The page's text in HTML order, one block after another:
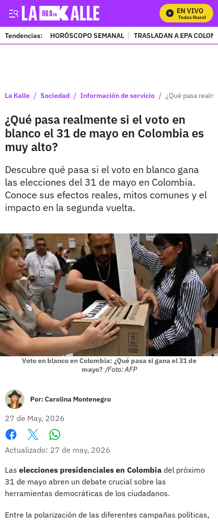
EN VIVO
Mira Todos Nuestros
Tendencias: HORÓSCOPO SEMANAL TRASLADAN A EPA
La Kalle / Sociedad / Información de servicio / ¿Qué pasa
¿Qué pasa realmente si el voto en
blanco el 31 de mayo en Colombia es
muy alto?
Descubre qué pasa si el voto en blanco gana
las elecciones del 31 de mayo en Colombia.
Conoce sus efectos reales, mitos comunes y el
impacto en la segunda vuelta.
Voto en blanco en Colombia: ¿Qué pasa si gana el 31 de
mayo? /Foto: AFP
Por:Carolina Montenegro
27 de May, 2026
Facebook
X
Actualizado: 27 de may, 2026
Las elecciones presidenciales en Colombia del próximo
31 de mayo abren un debate crucial sobre las
herramientas democráticas de los ciudadanos.
Entre la polarización de las diferentes campañas políticas,